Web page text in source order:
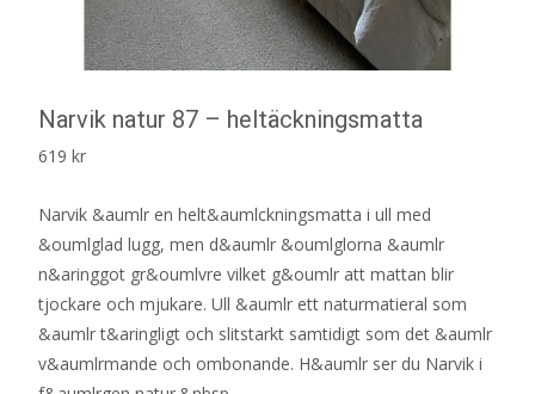
Narvik natur 87 – heltäckningsmatta
619 kr
Narvik &aumlr en helt&aumlckningsmatta i ull med
&oumlglad lugg, men d&aumlr &oumlglorna &aumlr
n&aringgot gr&oumlvre vilket g&oumlr att mattan blir
tjockare och mjukare. Ull &aumlr ett naturmatieral som
&aumlr t&aringligt och slitstarkt samtidigt som det &aumlr
v&aumlrmande och ombonande. H&aumlr ser du Narvik i